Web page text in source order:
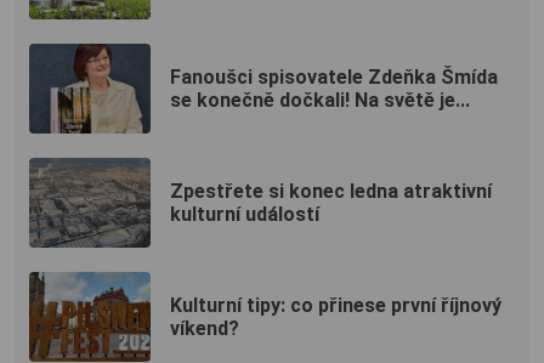
Fanoušci spisovatele Zdeňka Šmída
se konečně dočkali! Na světě je...
Zpestřete si konec ledna atraktivní
kulturní událostí
Kulturní tipy: co přinese první říjnový
víkend?